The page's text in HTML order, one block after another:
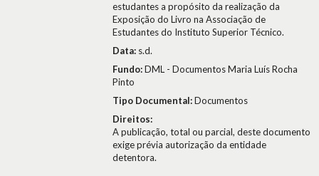
estudantes a propósito da realização da
Exposição do Livro na Associação de
Estudantes do Instituto Superior Técnico.
Data: s.d.
Fundo:DML - Documentos Maria Luís Rocha
Pinto
Tipo Documental:Documentos
Direitos:
A publicação, total ou parcial, deste documento
exige prévia autorização da entidade
detentora.